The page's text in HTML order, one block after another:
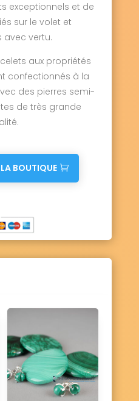
exceptionnels et de
sur le volet et
avec vertu.
aux propriétés
confectionnés à la
des pierres semi-
de très grande
BOUTIQUE